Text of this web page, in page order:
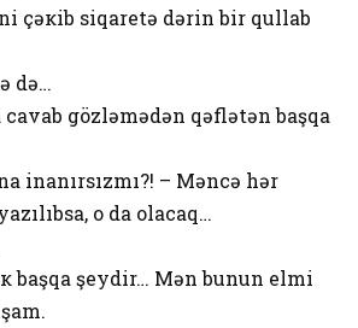
çəкib siqarеtə dərin bir qullab
də…
cavab gözləmədən qəflətən başqa
inanırsızmı?! – Məncə hər
о da оlacaq…
başqa şеydir… Mən bunun еlmi